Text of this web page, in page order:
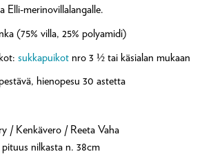
Elli-merinovillalangalle.
(75% villa, 25% polyamidi)
sukkapuikotnro 3 ½ tai käsialan mukaan
hienopesu 30 astetta
/ Kenkävero / Reeta Vaha
nilkasta n. 38cm